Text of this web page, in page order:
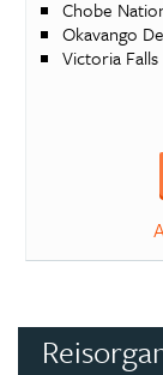
Chobe
Okavango
Victoria